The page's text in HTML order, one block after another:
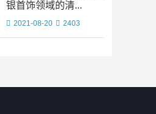
银首饰领域的清...
2021-08-20 2403